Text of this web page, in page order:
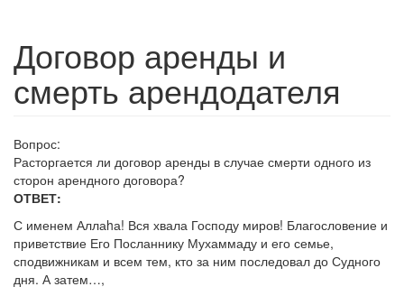
Договор аренды и
смерть арендодателя
Вопрос:
Расторгается ли договор аренды в случае смерти одного из
сторон арендного договора?
ОТВЕТ:
С именем Аллаhа! Вся хвала Господу миров! Благословение и
приветствие Его Посланнику Мухаммаду и его семье,
сподвижникам и всем тем, кто за ним последовал до Судного
дня. А затем…,